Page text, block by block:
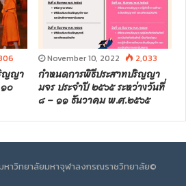
ญญา
๐
November 10, 2022 2,033
กำหนดการพิธีประสาทปริญญา
มจร ประจำปี ๒๕๖๕ ระหว่างวันที่
๘ – ๑๑ ธันวาคม พ.ศ.๒๕๖๕
าวิทยาลัยมหาจุฬาลงกรณราชวิทยาลัย©